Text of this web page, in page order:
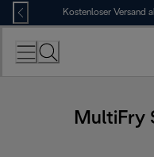
Skip
to
Content
Kostenloser Versand
MultiFry